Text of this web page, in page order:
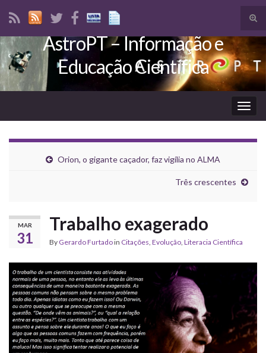
Search for:
AstroPT – Informação e
Educação Científica
Orion, o gigante caçador, faz vigília no ALMA
Três crescentes
MAR
31
Trabalho exagerado
By Gerardo Furtadoin Citações, Evolução, Literacia Científica